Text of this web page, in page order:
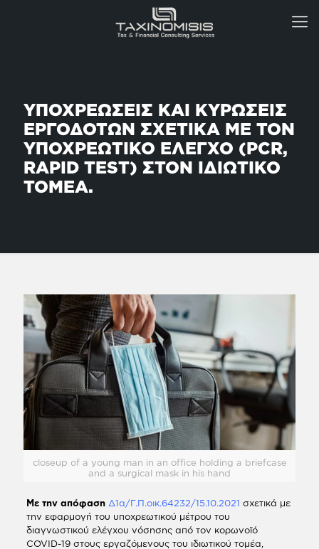
ΥΠΟΧΡΕΩΣΕΙΣ ΚΑΙ ΚΥΡΩΣΕΙΣ
ΕΡΓΟΔΟΤΩΝ ΣΧΕΤΙΚΑ ΜΕ ΤΟΝ
ΥΠΟΧΡΕΩΤΙΚΟ ΕΛΕΓΧΟ (PCR,
RAPID TEST) ΣΤΟΝ ΙΔΙΩΤΙΚΟ
ΤΟΜΕΑ.
closeup of a young man in an office holding a briefcase
and a surgical mask in his hand
Με την απόφαση Δ1α/Γ.Π.οικ.64232/15.10.2021 σχετικά με
την εφαρμογή του υποχρεωτικού μέτρου του
διαγνωστικού ελέγχου νόσησης από τον κορωνοϊό
COVID-19 στους εργαζόμενους του ιδιωτικού τομέα,